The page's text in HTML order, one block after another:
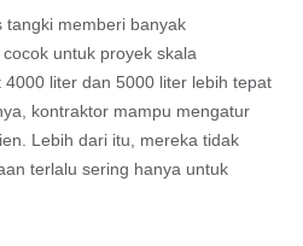
tangki memberi banyak
untuk proyek skala
liter dan 5000 liter lebih tepat
kontraktor mampu mengatur
Lebih dari itu, mereka tidak
terlalu sering hanya untuk